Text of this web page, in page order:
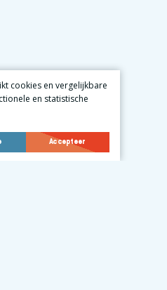
cookies en vergelijkbare
en statistische
Accepteer